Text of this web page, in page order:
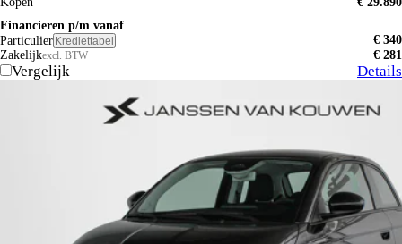
Financieren p/m vanaf
Particulier Krediettabel
€ 340
Zakelijkexcl. BTW € 281
Vergelijk Details